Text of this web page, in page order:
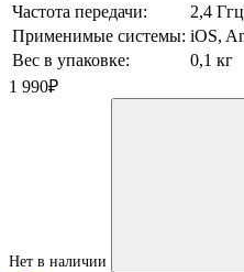
Частота передачи:
2,4 Ггц
Применимые системы: iOS,
Вес в упаковке:
0,1 кг
1 990₽
Нет в наличии